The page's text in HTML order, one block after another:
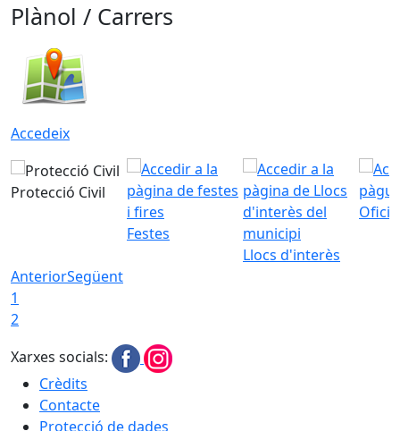
Plànol / Carrers
Accedeix
Protecció Civil
Festes
Llocs d'interès
AnteriorSegüent
1
2
Xarxes socials:
Crèdits
Contacte
Protecció de dades